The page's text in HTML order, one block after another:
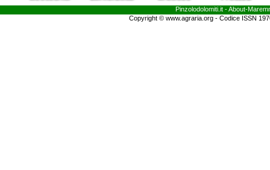
Pinzolodolomiti.it - About-
Copyright © www.agraria.org - Codice ISSN